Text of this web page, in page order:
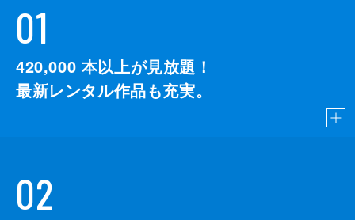
01
420,000 本以上が見放題！
最新レンタル作品も充実。
02